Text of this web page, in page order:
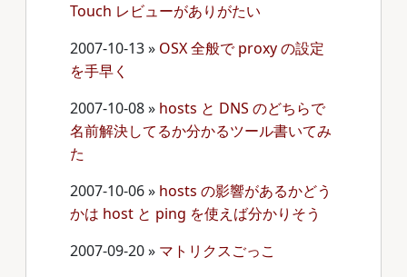
Touch レビューがありがたい
2007-10-13» OSX 全般で proxy の設定
を手早く
2007-10-08» hosts と DNS のどちらで
名前解決してるか分かるツール書いてみ
た
2007-10-06» hosts の影響があるかどう
かは host と ping を使えば分かりそう
2007-09-20» マトリクスごっこ